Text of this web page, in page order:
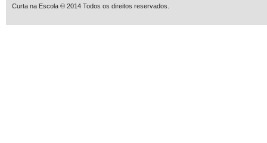
Curta na Escola © 2014 Todos os direitos reservados.